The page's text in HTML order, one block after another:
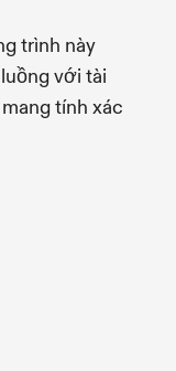
trình này
với tài
tính xác